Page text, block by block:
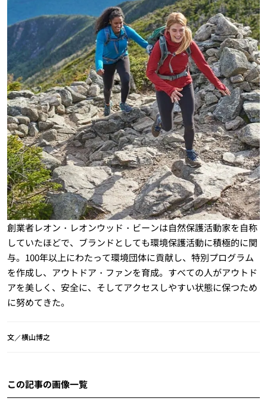
創業者レオン・レオンウッド・ビーンは自然保護活動家を自称
していたほどで、ブランドとしても環境保護活動に積極的に関
与。100年以上にわたって環境団体に貢献し、特別プログラム
を作成し、アウトドア・ファンを育成。すべての人がアウトド
アを美しく、安全に、そしてアクセスしやすい状態に保つため
に努めてきた。
文／横山博之
この記事の画像一覧